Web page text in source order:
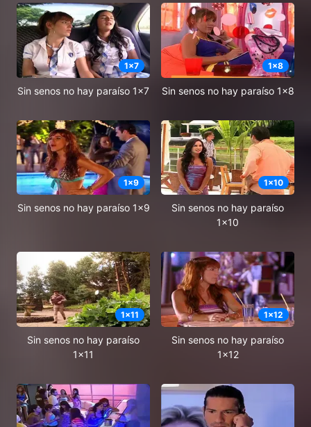
1x7
Sin senos no hay paraíso 1x7
1x8
Sin senos no hay paraíso 1x8
1x9
Sin senos no hay paraíso 1x9
1x10
Sin senos no hay paraíso
1x10
1x11
Sin senos no hay paraíso
1x11
1x12
Sin senos no hay paraíso
1x12